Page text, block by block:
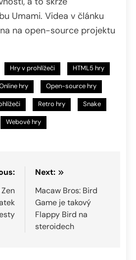
Umami. Videa v článku
na open-source projektu
Hry v prohlížeči HTML5 hry
hry Open-source hry
Retro hry Snake
Webové hry
Zen
Next:
Macaw Bros: Bird
Game je takový
Flappy Bird na
steroidech